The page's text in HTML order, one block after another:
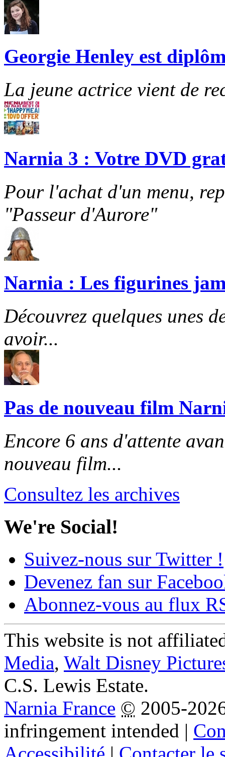
Georgie Henley est
La jeune actrice vient de
Narnia 3 : Votre DVD
Pour l'achat d'un menu,
"Passeur d'Aurore"
Narnia : Les figurines
Découvrez quelques unes
avoir...
Pas de nouveau film
Encore 6 ans d'attente
nouveau film...
Consultez les archives
We're Social!
Suivez-nous sur Twitter !
Devenez fan sur
Abonnez-vous au flux
This website is not
Media, Walt Disney
C.S. Lewis Estate.
Narnia France © 2005-
infringement intended |